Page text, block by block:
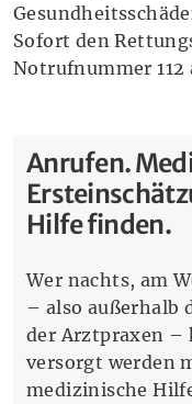
Sofort den
Notrufnummer 112
Anrufen.
Hilfe finden.
Wer nachts, am
– also außerhalb
der Arztpraxen –
versorgt werden
medizinische